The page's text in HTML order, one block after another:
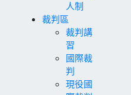
人制
裁判區
裁判講
習
國際裁
判
現役國